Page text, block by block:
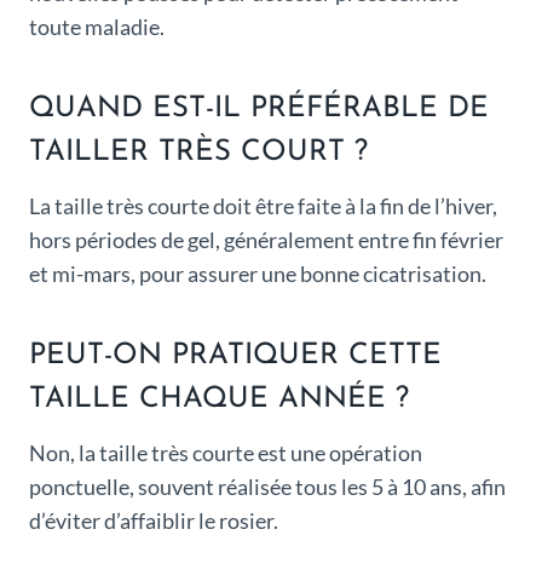
toute maladie.
QUAND EST-IL PRÉFÉRABLE DE
TAILLER TRÈS COURT ?
La taille très courte doit être faite à la fin de l’hiver,
hors périodes de gel, généralement entre fin février
et mi-mars, pour assurer une bonne cicatrisation.
PEUT-ON PRATIQUER CETTE
TAILLE CHAQUE ANNÉE ?
Non, la taille très courte est une opération
ponctuelle, souvent réalisée tous les 5 à 10 ans, afin
d’éviter d’affaiblir le rosier.